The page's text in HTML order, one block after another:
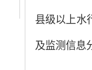
县级以上水
及监测信息